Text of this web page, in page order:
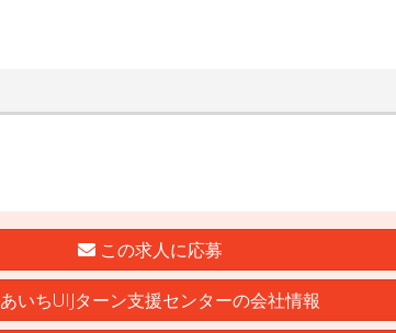
この求人に応募
あいちUIJターン支援センターの会社情報